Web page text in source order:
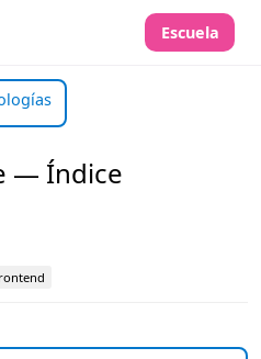
Escuela
— Índice